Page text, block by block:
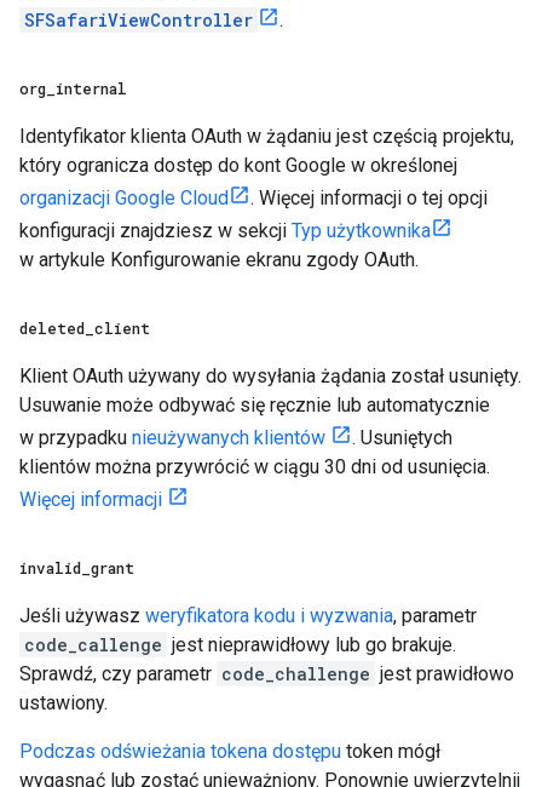
SFSafariViewController
.
org internal
Identyfikator klienta OAuth w żądaniu jest częścią projektu,
który ogranicza dostęp do kont Google w określonej
organizacji Google Cloud
. Więcej informacji o tej opcji
konfiguracji znajdziesz w sekcji Typ użytkownika
w artykule Konfigurowanie ekranu zgody OAuth.
deleted client
Klient OAuth używany do wysyłania żądania został usunięty.
Usuwanie może odbywać się ręcznie lub automatycznie
w przypadku nieużywanych klientów
. Usuniętych
klientów można przywrócić w ciągu 30 dni od usunięcia.
Więcej informacji
invalid grant
Jeśli używasz weryfikatora kodu i wyzwania, parametr
code_callenge jest nieprawidłowy lub go brakuje.
Sprawdź, czy parametr code_challenge jest prawidłowo
ustawiony.
Podczas odświeżania tokena dostępu token mógł
wygasnąć lub zostać unieważniony. Ponownie uwierzytelnij